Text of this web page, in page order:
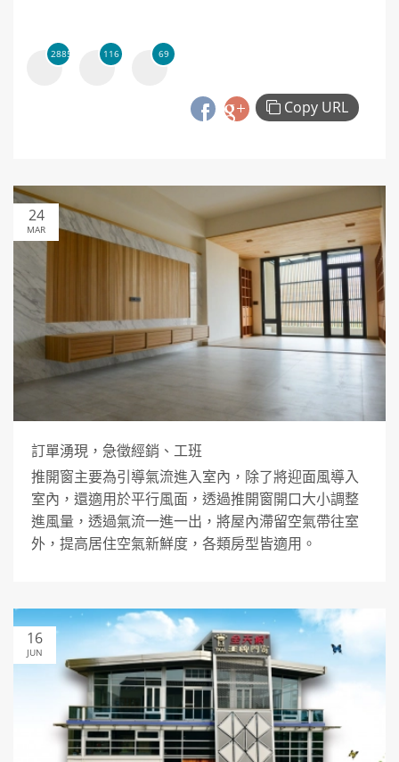
2885 116 69
Copy URL
24
MAR
訂單湧現，急徵經銷、工班
推開窗主要為引導氣流進入室內，除了將迎面風導入
室內，還適用於平行風面，透過推開窗開口大小調整
進風量，透過氣流一進一出，將屋內滯留空氣帶往室
外，提高居住空氣新鮮度，各類房型皆適用。
16
JUN